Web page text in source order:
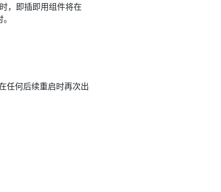
，即插即用组件将在
任何后续重启时再次出